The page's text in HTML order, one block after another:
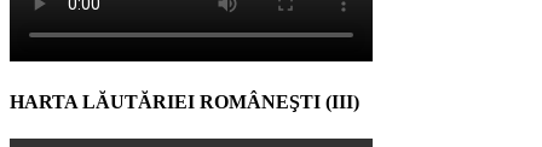
HARTA LĂUTĂRIEI ROMÂNEŞTI (III)